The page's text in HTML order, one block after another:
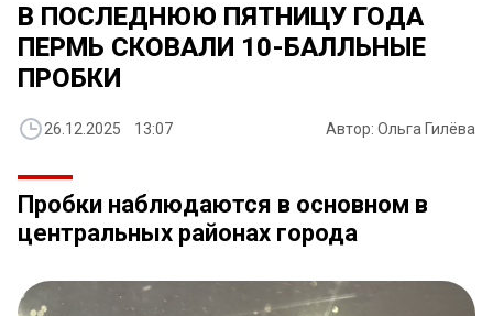
В ПОСЛЕДНЮЮ ПЯТНИЦУ ГОДА
ПЕРМЬ СКОВАЛИ 10-БАЛЛЬНЫЕ
ПРОБКИ
26.12.2025 13:07 Автор: Ольга Гилёва
Пробки наблюдаются в основном в
центральных районах города